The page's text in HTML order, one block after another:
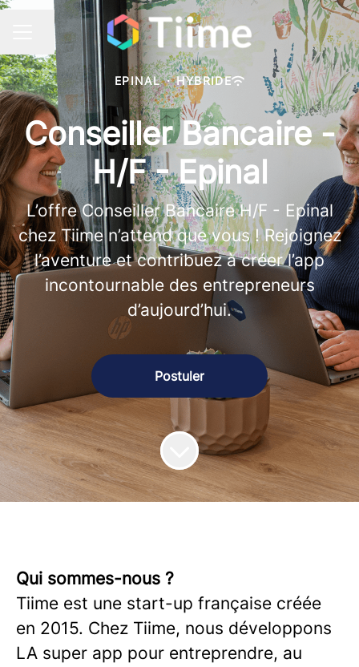
Menu carrière
Partager la page
EPINAL · HYBRIDE
Conseiller Bancaire -
H/F - Epinal
L’offre Conseiller Bancaire H/F - Epinal
chez Tiime n’attend que vous ! Rejoignez
l’aventure et contribuez à créer l’app
incontournable des entrepreneurs
d’aujourd’hui.
Postuler
Qui sommes-nous ?
Tiime est une start-up française créée
en 2015. Chez Tiime, nous développons
LA super app pour entreprendre, au